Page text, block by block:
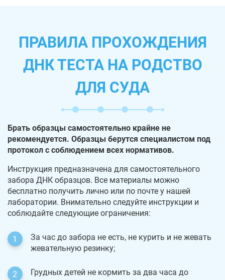
ПРАВИЛА ПРОХОЖДЕНИЯ
ДНК ТЕСТА НА РОДСТВО
ДЛЯ СУДА
Брать образцы самостоятельно крайне не
рекомендуется. Образцы берутся специалистом под
протокол с соблюдением всех нормативов.
Инструкция предназначена для самостоятельного
забора ДНК образцов. Все материалы можно
бесплатно получить лично или по почте у нашей
лаборатории. Внимательно следуйте инструкции и
соблюдайте следующие ограничения:
За час до забора не есть, не курить и не жевать
жевательную резинку;
Грудных детей не кормить за два часа до